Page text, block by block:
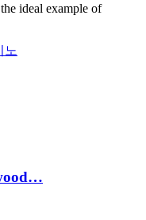
ideal example of
노